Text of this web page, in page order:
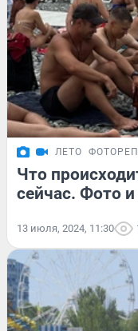
ЛЕТО
Что
сейчас. Фото
13 июля, 2024, 11:30